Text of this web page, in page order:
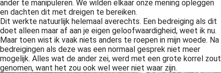
ander te manipuleren. We wilden elkaar onze mening opleggen
en dachten dit met dreigen te bereiken.
Dit werkte natuurlijk helemaal averechts. Een bedreiging als dit
doet alleen maar af aan je eigen geloofwaardigheid, weet ik nu.
Maar toen wist ik vaak niets anders te roepen in mijn woede. Na
bedreigingen als deze was een normaal gesprek niet meer
mogelijk. Alles wat de ander zei, werd met een grote korrel zout
genomen, want het zou ook wel weer niet waar zijn.